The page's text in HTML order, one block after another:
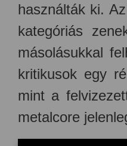
használták ki.
kategóriás
másolásukkal
kritikusok egy
mint a
metalcore